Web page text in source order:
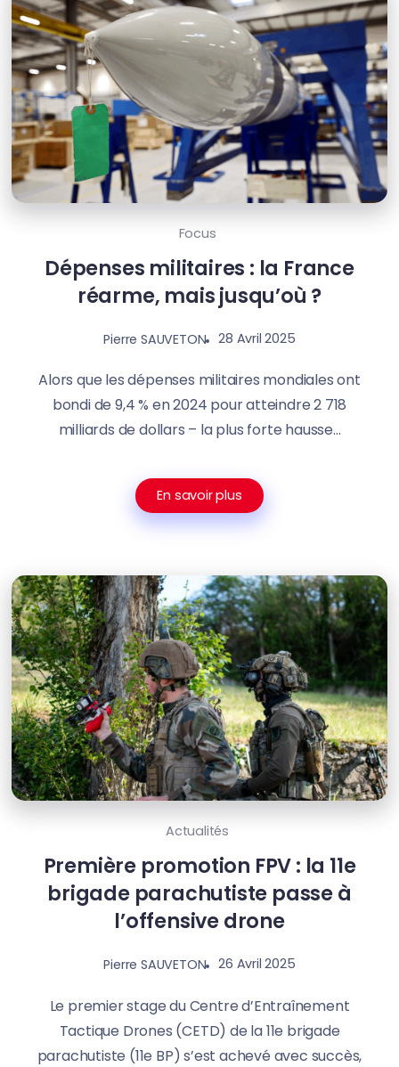
Focus
Dépenses militaires : la France
réarme, mais jusqu’où ?
Pierre SAUVETON 28 Avril 2025
Alors que les dépenses militaires mondiales ont
bondi de 9,4 % en 2024 pour atteindre 2 718
milliards de dollars – la plus forte hausse...
En savoir plus
Actualités
Première promotion FPV : la 11e
brigade parachutiste passe à
l’offensive drone
Pierre SAUVETON 26 Avril 2025
Le premier stage du Centre d’Entraînement
Tactique Drones (CETD) de la 11e brigade
parachutiste (11e BP) s’est achevé avec succès,